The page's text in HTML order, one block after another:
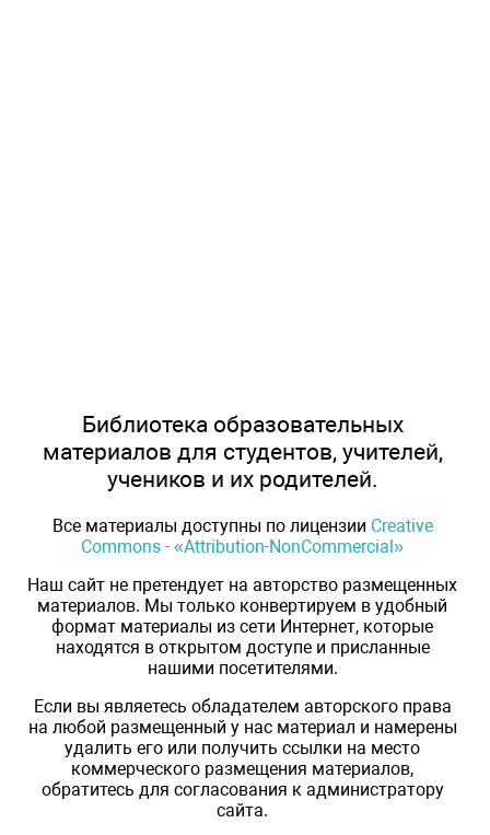
Библиотека образовательных
материалов для студентов, учителей,
учеников и их родителей.
Все материалы доступны по лицензии Creative
Commons - «Attribution-NonCommercial»
Наш сайт не претендует на авторство размещенных
материалов. Мы только конвертируем в удобный
формат материалы из сети Интернет, которые
находятся в открытом доступе и присланные
нашими посетителями.
Если вы являетесь обладателем авторского права
на любой размещенный у нас материал и намерены
удалить его или получить ссылки на место
коммерческого размещения материалов,
обратитесь для согласования к администратору
сайта.